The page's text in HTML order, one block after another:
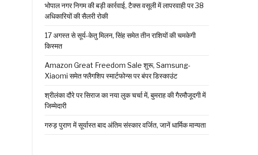
भोपाल नगर निगम की बड़ी कार्रवाई, टैक्स वसूली में लापरवाही पर 38
अधिकारियों की सैलरी रोकी
17 अगस्त से सूर्य-केतु मिलन, सिंह समेत तीन राशियों की चमकेगी
किस्मत
Amazon Great Freedom Sale शुरू, Samsung-
Xiaomi समेत फ्लैगशिप स्मार्टफोन्स पर बंपर डिस्काउंट
श्रीलंका दौरे पर सिराज का नया लुक चर्चा में, बुमराह की गैरमौजूदगी में
जिम्मेदारी
गरुड़ पुराण में सूर्यास्त बाद अंतिम संस्कार वर्जित, जानें धार्मिक मान्यता